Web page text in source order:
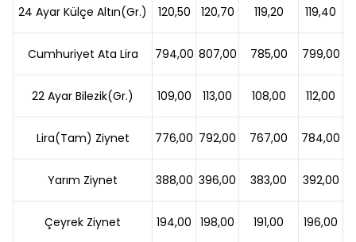
24 Ayar Külçe Altın(Gr.) 120,50 120,70 119,20 119,40
Cumhuriyet Ata Lira 794,00 807,00 785,00 799,00
22 Ayar Bilezik(Gr.) 109,00 113,00 108,00 112,00
Lira(Tam) Ziynet 776,00 792,00 767,00 784,00
Yarım Ziynet 388,00 396,00 383,00 392,00
Çeyrek Ziynet 194,00 198,00 191,00 196,00